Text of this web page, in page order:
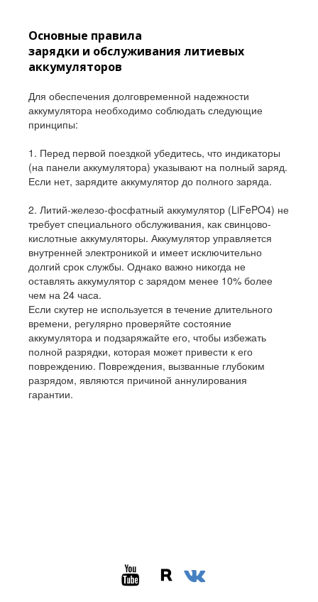
Основные правила
зарядки и обслуживания литиевых
аккумуляторов
Для обеспечения долговременной надежности
аккумулятора необходимо соблюдать следующие
принципы:
1. Перед первой поездкой убедитесь, что индикаторы
(на панели аккумулятора) указывают на полный заряд.
Если нет, зарядите аккумулятор до полного заряда.
2. Литий-железо-фосфатный аккумулятор (LiFePO4) не
требует специального обслуживания, как свинцово-
кислотные аккумуляторы. Аккумулятор управляется
внутренней электроникой и имеет исключительно
долгий срок службы. Однако важно никогда не
оставлять аккумулятор с зарядом менее 10% более
чем на 24 часа.
Если скутер не используется в течение длительного
времени, регулярно проверяйте состояние
аккумулятора и подзаряжайте его, чтобы избежать
полной разрядки, которая может привести к его
повреждению. Повреждения, вызванные глубоким
разрядом, являются причиной аннулирования
гарантии.
  